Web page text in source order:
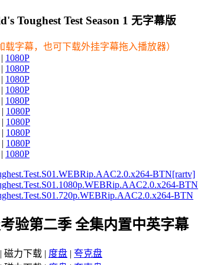
Toughest Test Season 1 无字幕版
载字幕，也可下载外挂字幕拖入播放器）
1080P
1080P
1080P
1080P
1080P
| 1080P
| 1080P
| 1080P
| 1080P
1080P
BTN[rartv]
BTN
BTN
验第二季 全集内置中英字幕
磁力下载 | 度盘 | 夸克盘